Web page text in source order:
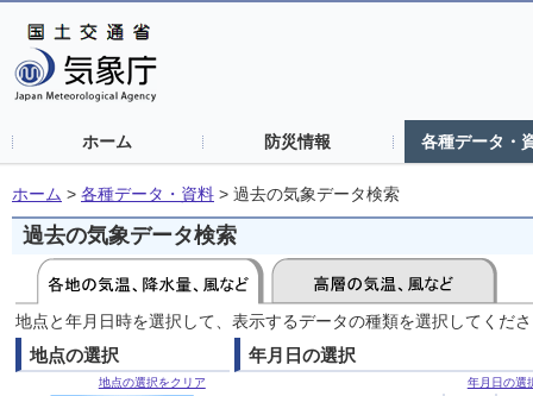
ホーム 防災情報 各種データ・
ホーム > 各種データ・資料 > 過去の気象データ検索
過去の気象データ検索
地点と年月日時を選択して、表示するデータの種類を選択してくだ
地点の選択
地点の選択をクリア
年月日の選択
年月日の選